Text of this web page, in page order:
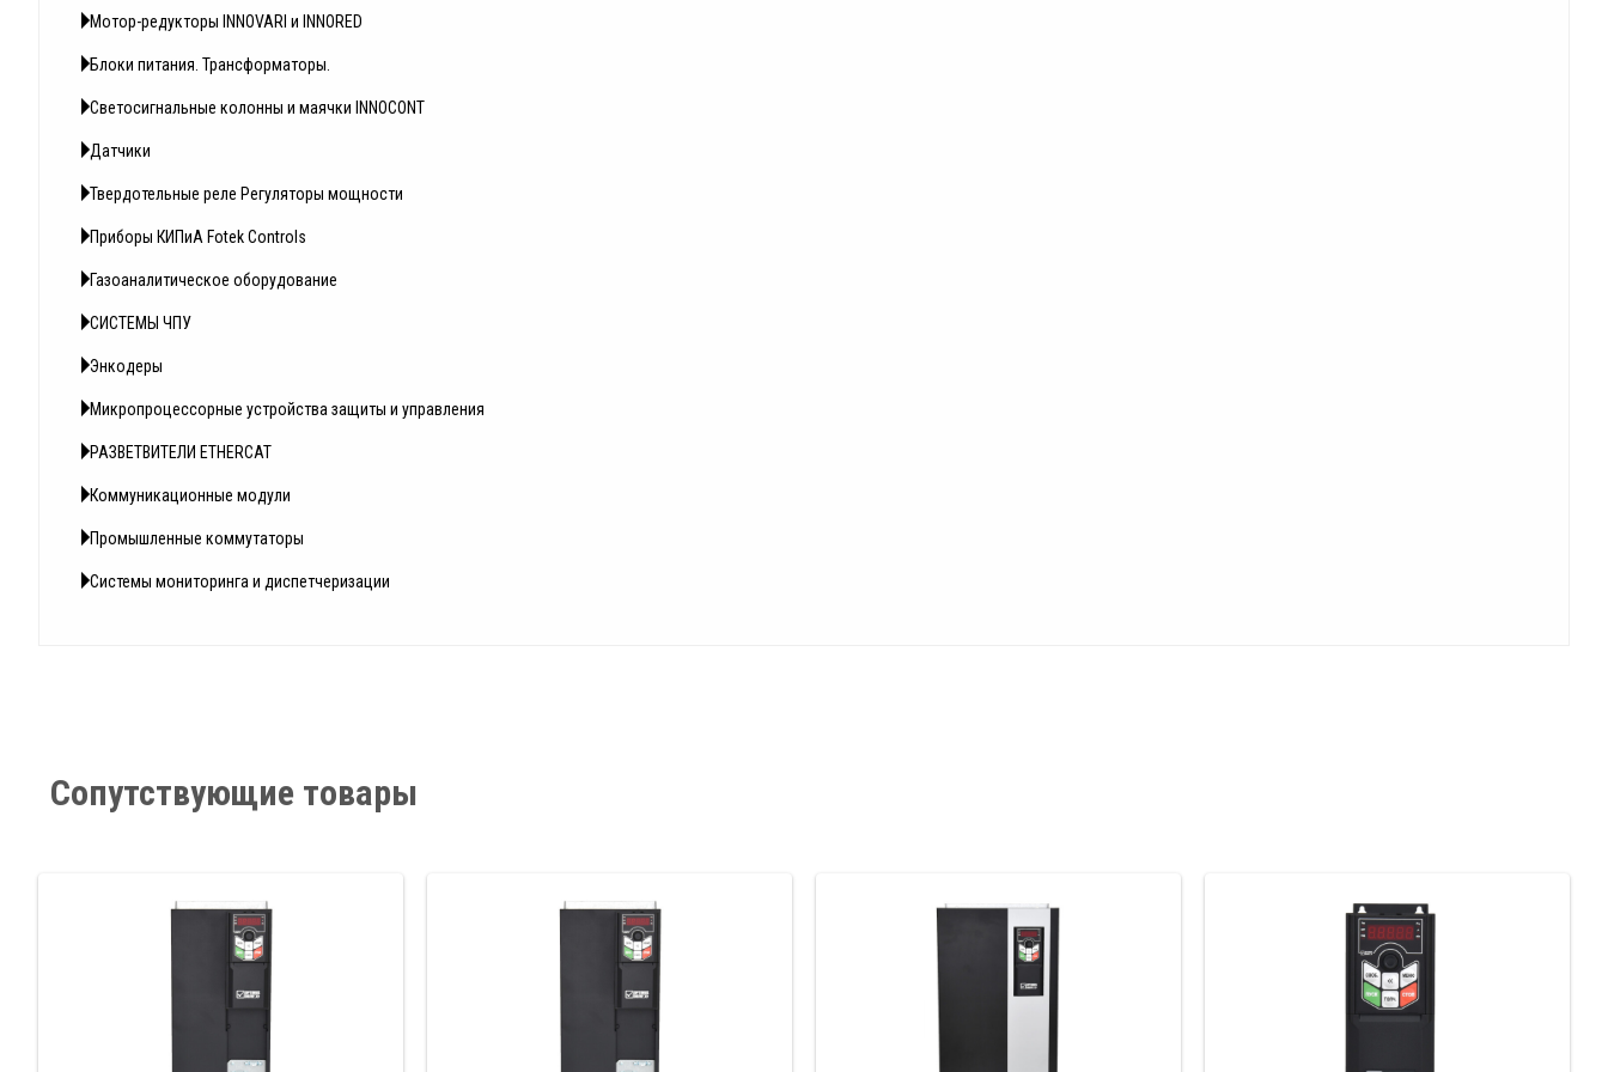
Мотор-редукторы INNOVARI и INNORED
Блоки питания. Трансформаторы.
Светосигнальные колонны и маячки INNOCONT
Датчики
Твердотельные реле Регуляторы мощности
Приборы КИПиА Fotek Controls
Газоаналитическое оборудование
СИСТЕМЫ ЧПУ
Энкодеры
Микропроцессорные устройства защиты и управления
РАЗВЕТВИТЕЛИ ETHERCAT
Коммуникационные модули
Промышленные коммутаторы
Системы мониторинга и диспетчеризации
Сопутствующие товары